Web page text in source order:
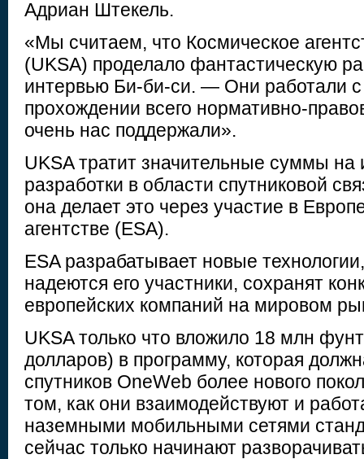
Адриан Штекель.
«Мы считаем, что Космическое
(UKSA) проделало фантастическую
интервью Би-би-си. — Они работали с
прохождении всего нормативно-
очень нас поддержали».
UKSA тратит значительные суммы на
разработки в области спутниковой
она делает это через участие в
агентстве (ESA).
ESA разрабатывает новые
надеются его участники, сохранят
европейских компаний на мировом
UKSA только что вложило 18 млн
долларов) в программу, которая
спутников OneWeb более нового
том, как они взаимодействуют и
наземными мобильными сетями
сейчас только начинают